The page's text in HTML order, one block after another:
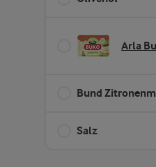
Arla
Bund
Salz